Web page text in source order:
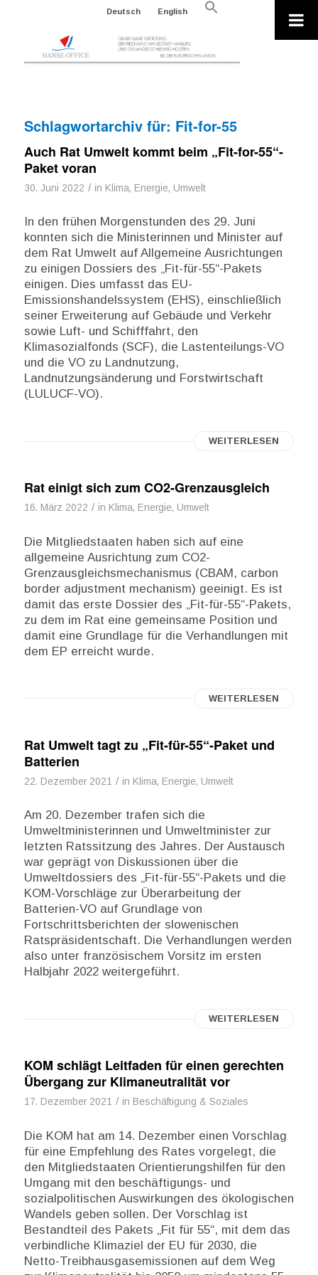
Deutsch English
Search
Schlagwortarchiv für: Fit-for-55
Auch Rat Umwelt kommt beim „Fit-for-55“-
Paket voran
30. Juni 2022 / in Klima, Energie, Umwelt
In den frühen Morgenstunden des 29. Juni
konnten sich die Ministerinnen und Minister auf
dem Rat Umwelt auf Allgemeine Ausrichtungen
zu einigen Dossiers des „Fit-für-55“-Pakets
einigen. Dies umfasst das EU-
Emissionshandelssystem (EHS), einschließlich
seiner Erweiterung auf Gebäude und Verkehr
sowie Luft- und Schifffahrt, den
Klimasozialfonds (SCF), die Lastenteilungs-VO
und die VO zu Landnutzung,
Landnutzungsänderung und Forstwirtschaft
(LULUCF-VO).
WEITERLESEN
Rat einigt sich zum CO2-Grenzausgleich
16. März 2022 / in Klima, Energie, Umwelt
Die Mitgliedstaaten haben sich auf eine
allgemeine Ausrichtung zum CO2-
Grenzausgleichsmechanismus (CBAM, carbon
border adjustment mechanism) geeinigt. Es ist
damit das erste Dossier des „Fit-für-55“-Pakets,
zu dem im Rat eine gemeinsame Position und
damit eine Grundlage für die Verhandlungen mit
dem EP erreicht wurde.
WEITERLESEN
Rat Umwelt tagt zu „Fit-für-55“-Paket und
Batterien
22. Dezember 2021 / in Klima, Energie, Umwelt
Am 20. Dezember trafen sich die
Umweltministerinnen und Umweltminister zur
letzten Ratssitzung des Jahres. Der Austausch
war geprägt von Diskussionen über die
Umweltdossiers des „Fit-für-55“-Pakets und die
KOM-Vorschläge zur Überarbeitung der
Batterien-VO auf Grundlage von
Fortschrittsberichten der slowenischen
Ratspräsidentschaft. Die Verhandlungen werden
also unter französischem Vorsitz im ersten
Halbjahr 2022 weitergeführt.
WEITERLESEN
KOM schlägt Leitfaden für einen gerechten
Übergang zur Klimaneutralität vor
17. Dezember 2021 / in Beschäftigung & Soziales
Die KOM hat am 14. Dezember einen Vorschlag
für eine Empfehlung des Rates vorgelegt, die
den Mitgliedstaaten Orientierungshilfen für den
Umgang mit den beschäftigungs- und
sozialpolitischen Auswirkungen des ökologischen
Wandels geben sollen. Der Vorschlag ist
Bestandteil des Pakets „Fit für 55“, mit dem das
verbindliche Klimaziel der EU für 2030, die
Netto-Treibhausgasemissionen auf dem Weg